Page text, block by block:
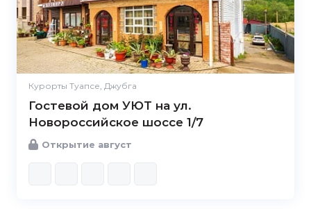
Курорты Туапсе, Джубга
Гостевой дом УЮТ на ул.
Новороссийское шоссе 1/7
Открытие август